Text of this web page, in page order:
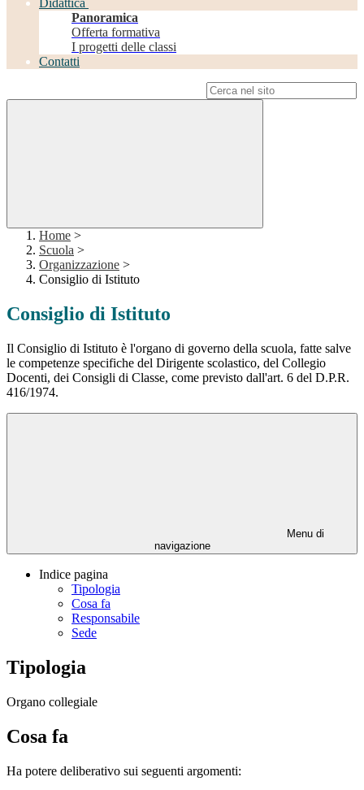
Didattica
Panoramica
Offerta formativa
I progetti delle classi
Contatti
Home >
Scuola >
Organizzazione >
Consiglio di Istituto
Consiglio di Istituto
Il Consiglio di Istituto è l'organo di governo della scuola, fatte salve
le competenze specifiche del Dirigente scolastico, del Collegio
Docenti, dei Consigli di Classe, come previsto dall'art. 6 del D.P.R.
416/1974.
Menu di
navigazione
Indice pagina
Tipologia
Cosa fa
Responsabile
Sede
Tipologia
Organo collegiale
Cosa fa
Ha potere deliberativo sui seguenti argomenti: